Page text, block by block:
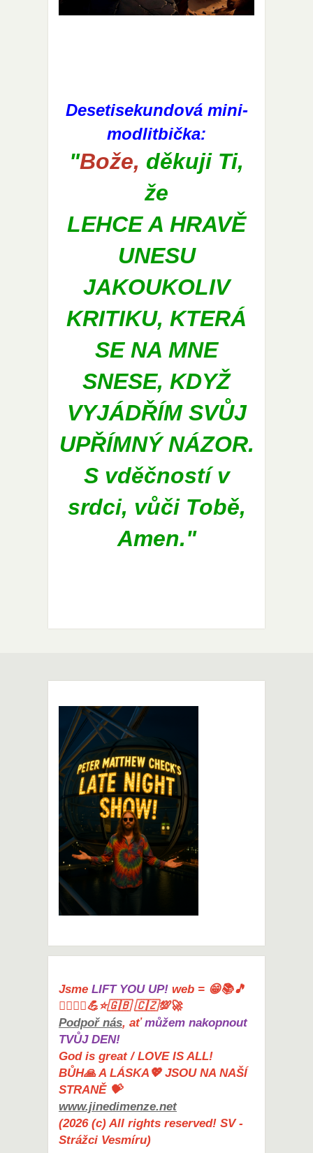
Desetisekundová mini-
modlitbička:
"Bože, děkuji Ti,
že
LEHCE A HRAVĚ
UNESU
JAKOUKOLIV
KRITIKU, KTERÁ
SE NA MNE
SNESE, KDYŽ
VYJÁDŘÍM SVŮJ
UPŘÍMNÝ NÁZOR.
S vděčností v
srdci, vůči Tobě,
Amen."
Jsme LIFT YOU UP! web = 😁📚🎵
🤸‍♀️🏋️‍♀️💪⭐🇬🇧 🇨🇿💯🚀
Podpoř nás, aťmůžem nakopnout
TVŮJ DEN!
God is great / LOVE IS ALL!
BŮH🙏 A LÁSKA💖 JSOU NA NAŠÍ
STRANĚ 💝
www.jinedimenze.net
(2026 (c) All rights reserved! SV -
Strážci Vesmíru)